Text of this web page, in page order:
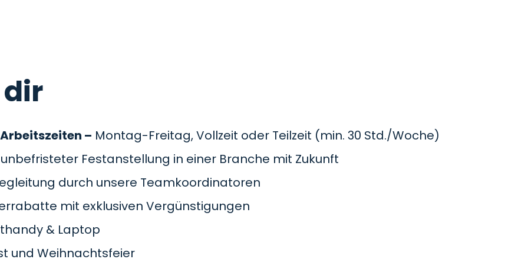
– Montag-Freitag, Vollzeit oder Teilzeit (min. 30 Std./Woche)
Festanstellung in einer Branche mit Zukunft
durch unsere Teamkoordinatoren
mit exklusiven Vergünstigungen
& Laptop
und Weihnachtsfeier